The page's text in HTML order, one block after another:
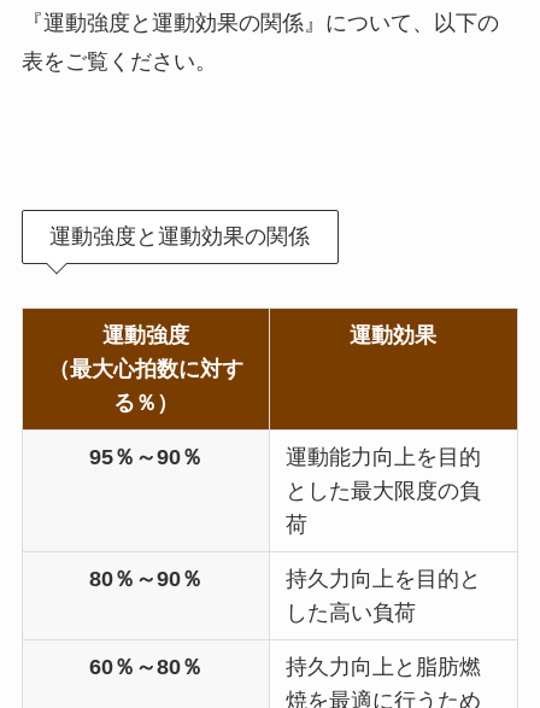
『運動強度と運動効果の関係』について、以下の
表をご覧ください。
運動強度と運動効果の関係
運動強度
（最大心拍数に対す
る％）
運動効果
95％～90％
運動能力向上を目的
とした最大限度の負
荷
80％～90％
持久力向上を目的と
した高い負荷
60％～80％
持久力向上と脂肪燃
焼を最適に行うため